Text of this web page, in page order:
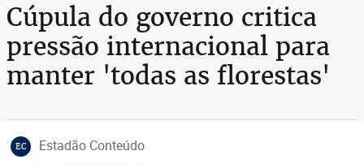
Cúpula do governo critica
pressão internacional para
manter 'todas as florestas'
EC Estadão Conteúdo